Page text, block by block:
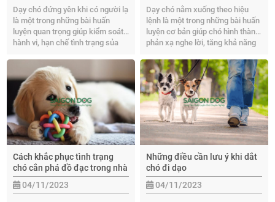
Dạy chó đứng yên khi có người lạ
là một trong những bài huấn
luyện quan trọng giúp kiểm soát
hành vi, hạn chế tình trạng sủa
bài viết này, Sài Gòn Dog sẽ chia
sẻ những cách huấn luyện hiệu
quả, dễ áp dụng giúp chó bình
tĩnh hơn, nghe lời hơn và thích
nghi tốt.
Dạy chó nằm xuống theo hiệu
lệnh là một trong những bài huấn
luyện cơ bản giúp chó hình thành
phản xạ nghe lời, tăng khả năng
kết với chủ nuôi. Hãy cùng Sài
Gòn Dog tìm hiểu cách huấn
luyện chó nằm xuống đúng kỹ
thuật qua bài viết dưới đây.
Cách khắc phục tình trạng
chó cắn phá đồ đạc trong nhà
04/11/2023
Những điều cần lưu ý khi dắt
chó đi dạo
04/11/2023